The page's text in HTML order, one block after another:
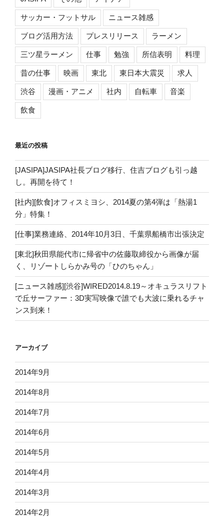
サッカー・フットサル ニュース雑感
ブログ活用方法 プレスリリース ラーメン
三ツ星ラーメン 仕事 勉強 所信表明 料理
昔の仕事 映画 東北 東日本大震災 求人
渋谷 漫画・アニメ 社内 自転車 音楽
飲食
最近の投稿
[JASIPA]JASIPA社長ブログ移行、住吉ブログも引っ越
し。再開を待て！
[社内][飲食]オフィスミヨシ、2014夏の第4弾は「熱湯1
分」特集！
[仕事]業務連絡、2014年10月3日、千葉県船橋市出張決定
[東北]秋田県能代市に帰省中の佐藤取締役から画像が届
く、リゾートしらかみ号の「ひのちゃん」
[ニュース雑感][渋谷]WIRED2014.8.19～オキュラスリフト
で丘サーファー：3D実写映像で誰でも大波に乗れるチャ
ンス到来！
アーカイブ
2014年9月
2014年8月
2014年7月
2014年6月
2014年5月
2014年4月
2014年3月
2014年2月